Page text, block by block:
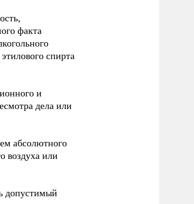
факта
спирта
и
дела или
абсолютного
воздуха или
допустимый